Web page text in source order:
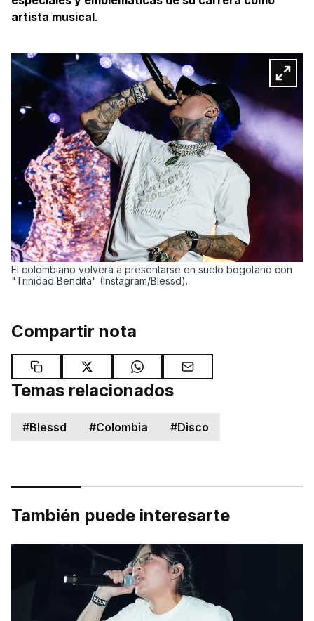
artista musical.
El colombiano volverá a presentarse en suelo bogotano con
"Trinidad Bendita" (Instagram/Blessd).
Compartir nota
Temas relacionados
#Blessd #Colombia #Disco
También puede interesarte